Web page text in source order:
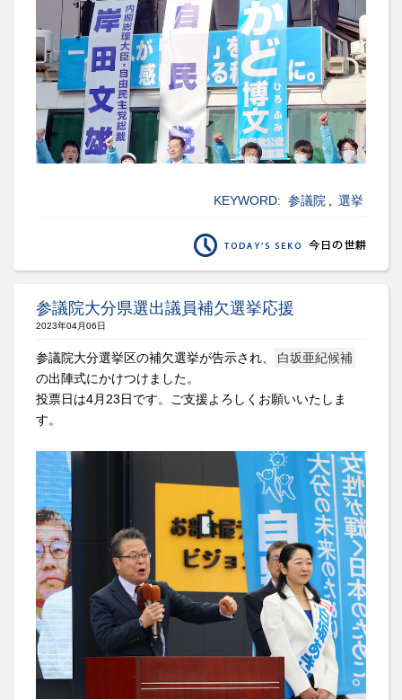
KEYWORD: 参議院 選挙
参議院大分県選出議員補欠選挙応援
2023年04月06日
参議院大分選挙区の補欠選挙が告示され、
白坂亜紀候補
の出陣式にかけつけました。
投票日は4月23日です。ご支援よろしくお願いいたしま
す。